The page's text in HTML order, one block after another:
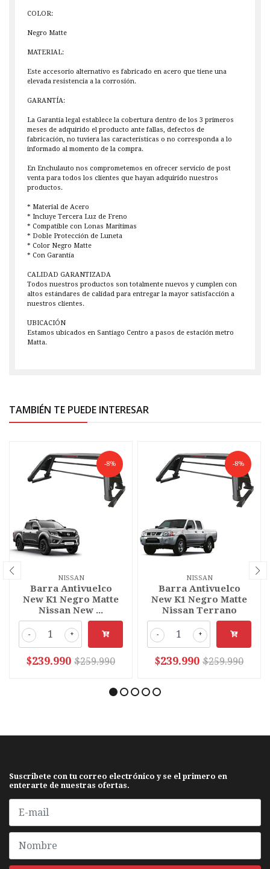
COLOR:
Negro Matte
MATERIAL:
Este accesorio alternativo es fabricado en acero que tiene una
elevada resistencia a la corrosión.
GARANTÍA:
La Garantía legal establece la cobertura dentro de los 3 primeros
meses de adquirido el producto ante fallas, defectos de
fabricación, no tuviera las características o no corresponda a lo
informado al momento de la compra.
En Enchulauto nos comprometemos en ofrecer servicio de post
venta para todos los clientes que hayan adquirido nuestros
productos.
* Material de Acero
* Incluye Tercera Luz de Freno
* Compatible con Lonas Marítimas
* Doble Protección de Luneta
* Color Negro Matte
* Con Garantía
CALIDAD GARANTIZADA
Todos nuestros productos son totalmente nuevos y cumplen con
altos estándares de calidad para entregar la mayor satisfacción a
nuestros clientes.
UBICACIÓN
Estamos ubicados en Santiago Centro a pasos de estación metro
Matta.
TAMBIÉN TE PUEDE INTERESAR
-8%
NISSAN
Barra Antivuelco
New K1 Negro Matte
Nissan New ...
+
-
$239.990 $259.990
-8%
NISSAN
Barra Antivuelco
New K1 Negro Matte
Nissan Terrano
+
-
$239.990 $259.990
Suscribete con tu correo electrónico y se el primero en
enterarte de nuestras ofertas.